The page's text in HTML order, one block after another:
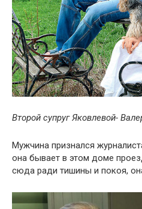
Второй супруг Яковлевой-
Мужчина признался
она бывает в этом доме
сюда ради тишины и покоя,